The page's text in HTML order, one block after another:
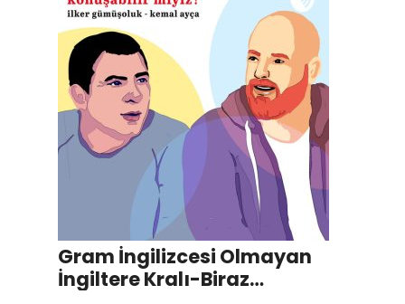
Gram İngilizcesi Olmayan
İngiltere Kralı-Biraz